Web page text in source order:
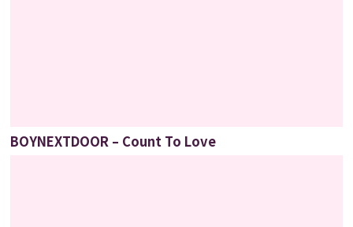
BOYNEXTDOOR – Count To Love